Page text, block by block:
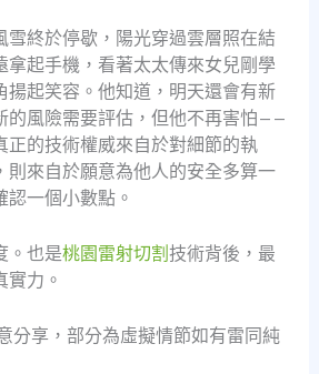
雪終於停歇，陽光穿過雲層照在結
拿起手機，看著太太傳來女兒剛學
揚起笑容。他知道，明天還會有新
的風險需要評估，但他不再害怕——
正的技術權威來自於對細節的執
則來自於願意為他人的安全多算一
一個小數點。
。也是桃園雷射切割技術背後，最
實力。
分享，部分為虛擬情節如有雷同純